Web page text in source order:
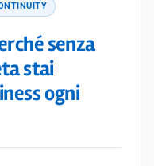
senza
stai
ogni